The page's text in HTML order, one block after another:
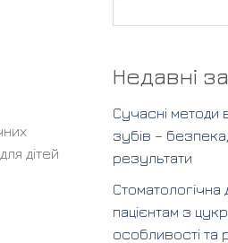
дітей
Недавні
Сучасні методи
зубів –
результати
Стоматологічна
пацієнтам з
особливості та